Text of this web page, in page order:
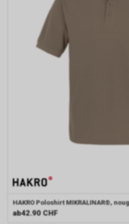
HAKRO Poloshirt MIKRALINAR®,
ab42.90 CHF